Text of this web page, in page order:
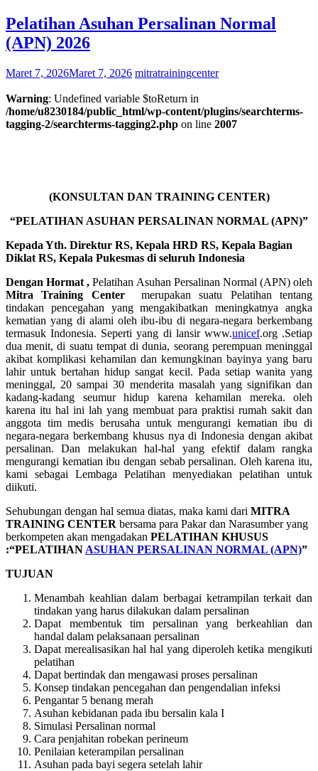
Pelatihan Asuhan Persalinan Normal
(APN) 2026
Maret 7, 2026Maret 7, 2026 mitratrainingcenter
Warning: Undefined variable $toReturn in
/home/u8230184/public_html/wp-content/plugins/searchterms-
tagging-2/searchterms-tagging2.php on line 2007
(KONSULTAN DAN TRAINING CENTER)
“PELATIHAN ASUHAN PERSALINAN NORMAL (APN)”
Kepada Yth. Direktur RS, Kepala HRD RS, Kepala Bagian
Diklat RS, Kepala Pukesmas di seluruh Indonesia
Dengan Hormat , Pelatihan Asuhan Persalinan Normal (APN) oleh
Mitra Training Centermerupakan suatu Pelatihan tentang
tindakan pencegahan yang mengakibatkan meningkatnya angka
kematian yang di alami oleh ibu-ibu di negara-negara berkembang
termasuk Indonesia. Seperti yang di lansir www.unicef.org .Setiap
dua menit, di suatu tempat di dunia, seorang perempuan meninggal
akibat komplikasi kehamilan dan kemungkinan bayinya yang baru
lahir untuk bertahan hidup sangat kecil. Pada setiap wanita yang
meninggal, 20 sampai 30 menderita masalah yang signifikan dan
kadang-kadang seumur hidup karena kehamilan mereka. oleh
karena itu hal ini lah yang membuat para praktisi rumah sakit dan
anggota tim medis berusaha untuk mengurangi kematian ibu di
negara-negara berkembang khusus nya di Indonesia dengan akibat
persalinan. Dan melakukan hal-hal yang efektif dalam rangka
mengurangi kematian ibu dengan sebab persalinan. Oleh karena itu,
kami sebagai Lembaga Pelatihan menyediakan pelatihan untuk
diikuti.
Sehubungan dengan hal semua diatas, maka kami dari MITRA
TRAINING CENTER bersama para Pakar dan Narasumber yang
berkompeten akan mengadakan PELATIHAN KHUSUS
:“PELATIHAN ASUHAN PERSALINAN NORMAL (APN)”
TUJUAN
Menambah keahlian dalam berbagai ketrampilan terkait dan
tindakan yang harus dilakukan dalam persalinan
Dapat membentuk tim persalinan yang berkeahlian dan
handal dalam pelaksanaan persalinan
Dapat merealisasikan hal hal yang diperoleh ketika mengikuti
pelatihan
Dapat bertindak dan mengawasi proses persalinan
Konsep tindakan pencegahan dan pengendalian infeksi
Pengantar 5 benang merah
Asuhan kebidanan pada ibu bersalin kala I
Simulasi Persalinan normal
Cara penjahitan robekan perineum
Penilaian keterampilan persalinan
Asuhan pada bayi segera setelah lahir